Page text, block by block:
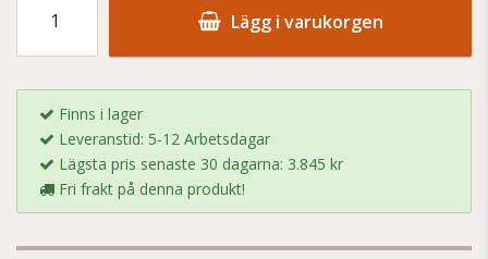
Lägg i varukorgen
Finns i lager
Leveranstid: 5-12 Arbetsdagar
Lägsta pris senaste 30 dagarna: 3.845 kr
Fri frakt på denna produkt!